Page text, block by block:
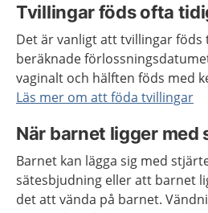
Tvillingar föds ofta
Det är vanligt att tvillingar föds
beräknade
vaginalt och hälften föds med
Läs mer om att föda tvillingar
När barnet ligger
Barnet kan lägga sig med
sätesbjudning eller att barnet
det att vända på barnet.